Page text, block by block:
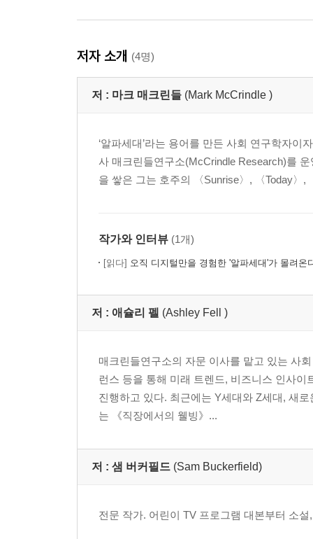
저자 소개 (4명)
저 : 마크 매크린들 (Mark McCrindle )
‘알파세대’라는 용어를 만든 사회 연구학자
사 매크린들연구소(McCrindle Research)를
을 쌓은 그는 호주의 〈Sunrise〉, 〈Today〉,
작가와 인터뷰 (1개)
[읽다] 오직 디지털만을 경험한 '알파세대'가 몰려온
저 : 애슐리 펠 (Ashley Fell )
매크린들연구소의 자문 이사를 맡고 있는 사
런스 등을 통해 미래 트렌드, 비즈니스 인사
진행하고 있다. 최근에는 Y세대와 Z세대, 새
는 《직장에서의 웰빙》...
저 : 샘 버커필드 (Sam Buckerfield)
전문 작가. 어린이 TV 프로그램 대본부터 소